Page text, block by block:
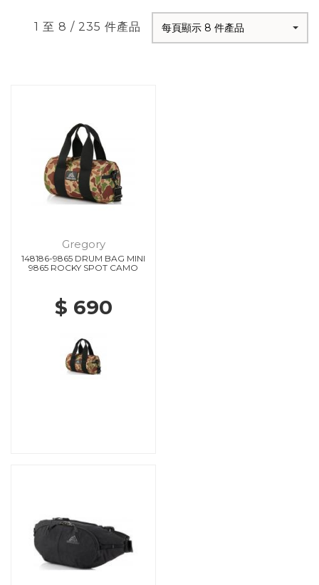
1 至 8 / 235 件產品 每頁顯示 8 件產品
Gregory
148186-9865 DRUM BAG MINI
9865 ROCKY SPOT CAMO
$ 690